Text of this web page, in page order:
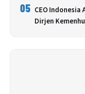
05 CEO Indonesia
Dirjen